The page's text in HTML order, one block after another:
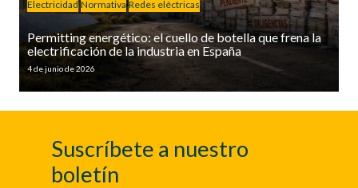
Electricidad Normativa Redes eléctricas
Permitting energético: el cuello de botella que frena la
electrificación de la industria en España
4 de junio de 2026
Suscríbete a nuestro
boletín